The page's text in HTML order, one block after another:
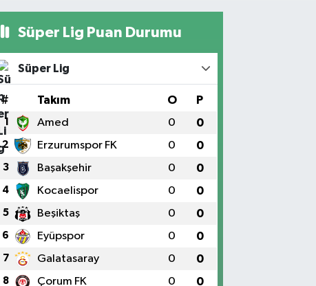
Süper Lig Puan Durumu
Süper Lig
# Takım O P
1 Amed 0 0
2 Erzurumspor FK 0 0
3 Başakşehir 0 0
4 Kocaelispor 0 0
5 Beşiktaş 0 0
6 Eyüpspor 0 0
7 Galatasaray 0 0
8 Çorum FK 0 0